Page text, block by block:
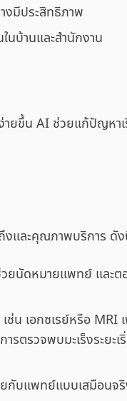
งมีประสิทธิภาพ
นบ้านและสำนักงาน
ง่ายขึ้น AI ช่วยแก้ปัญห
งและคุณภาพบริการ ดั
ยนัดหมายแพทย์ และต
น เอกซเรย์หรือ MRI
รวจพบมะเร็งระยะเ
บแพทย์แบบเสมือนจริ